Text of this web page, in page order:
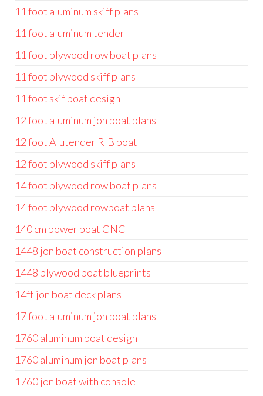
11 foot aluminum skiff plans
11 foot aluminum tender
11 foot plywood row boat plans
11 foot plywood skiff plans
11 foot skif boat design
12 foot aluminum jon boat plans
12 foot Alutender RIB boat
12 foot plywood skiff plans
14 foot plywood row boat plans
14 foot plywood rowboat plans
140 cm power boat CNC
1448 jon boat construction plans
1448 plywood boat blueprints
14ft jon boat deck plans
17 foot aluminum jon boat plans
1760 aluminum boat design
1760 aluminum jon boat plans
1760 jon boat with console